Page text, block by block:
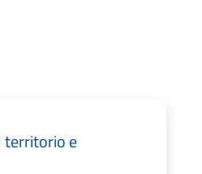
territorio e